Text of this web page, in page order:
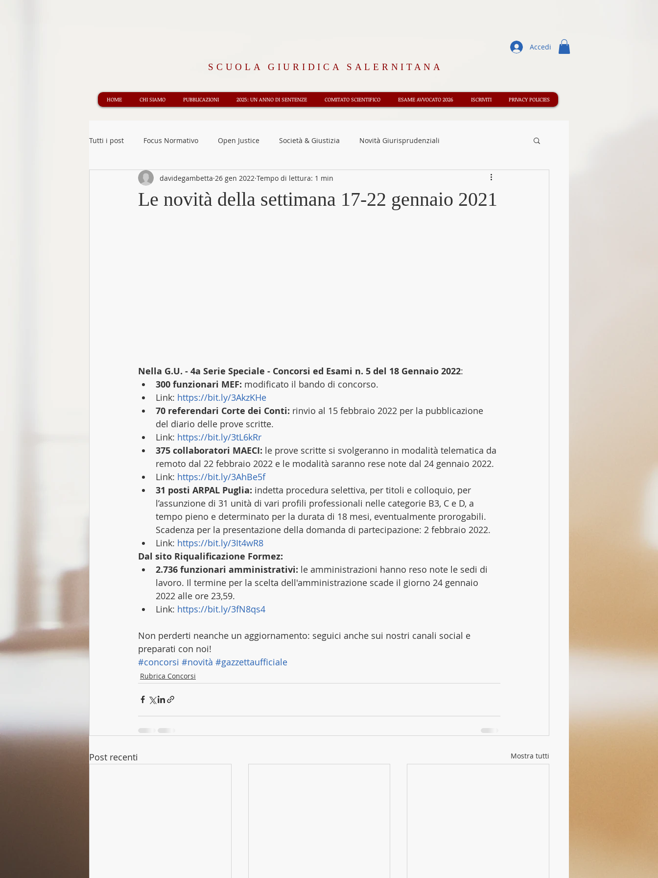
SCUOLA GIURIDICA SALERNITANA
HOME CHI SIAMO PUBBLICAZIONI 2025: UN ANNO DI SENTENZE COMITATO SCIENTIFICO ESAME AVVOCATO 2026 ISCRIVITI PRIVACY POLICIES
Accedi
Tutti i post Focus Normativo Open Justice Società & Giustizia Novità Giurisprudenziali
Informazione Giuridica Recensioni Osservatorio CEDU
Le novità della settimana 17-22 gennaio 2021
davidegambetta 26 gen 2022 Tempo di lettura: 1 min
Nella G.U. - 4a Serie Speciale - Concorsi ed Esami n. 5 del 18 Gennaio 2022:
300 funzionari MEF: modificato il bando di concorso.
Link: https://bit.ly/3AkzKHe
70 referendari Corte dei Conti: rinvio al 15 febbraio 2022 per la pubblicazione
del diario delle prove scritte.
Link: https://bit.ly/3tL6kRr
375 collaboratori MAECI: le prove scritte si svolgeranno in modalità telematica da
remoto dal 22 febbraio 2022 e le modalità saranno rese note dal 24 gennaio 2022.
Link: https://bit.ly/3AhBe5f
31 posti ARPAL Puglia: indetta procedura selettiva, per titoli e colloquio, per
l’assunzione di 31 unità di vari profili professionali nelle categorie B3, C e D, a
tempo pieno e determinato per la durata di 18 mesi, eventualmente prorogabili.
Scadenza per la presentazione della domanda di partecipazione: 2 febbraio 2022.
Link: https://bit.ly/3It4wR8
Dal sito Riqualificazione Formez:
2.736 funzionari amministrativi: le amministrazioni hanno reso note le sedi di
lavoro. Il termine per la scelta dell'amministrazione scade il giorno 24 gennaio
2022 alle ore 23,59.
Link: https://bit.ly/3fN8qs4
Non perderti neanche un aggiornamento: seguici anche sui nostri canali social e
preparati con noi!
#concorsi #novità #gazzettaufficiale
Rubrica Concorsi
Post recenti Mostra tutti